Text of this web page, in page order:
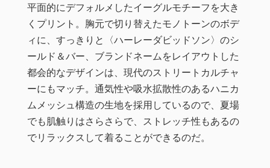
平面的にデフォルメしたイーグルモチーフを大き
くプリント。胸元で切り替えたモノトーンのボデ
ィに、すっきりと〈ハーレーダビッドソン〉のシ
ールド＆バー、ブランドネームをレイアウトした
都会的なデザインは、現代のストリートカルチャ
ーにもマッチ。通気性や吸水拡散性のあるハニカ
ムメッシュ構造の生地を採用しているので、夏場
でも肌触りはさらさらで、ストレッチ性もあるの
でリラックスして着ることができるのだ。